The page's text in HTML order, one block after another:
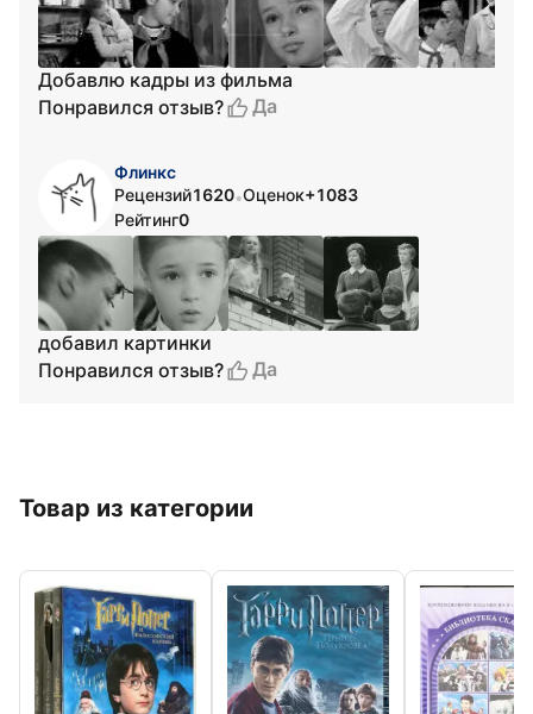
Добавлю кадры из фильма
Понравился отзыв?
Да
Флинкс
Рецензий1620•Оценок+1083
Рейтинг0
добавил картинки
Понравился отзыв?
Да
Товар из категории